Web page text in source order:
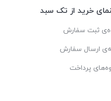
خرید از تک سبد
ثبت سفارش
ارسال سفارش
پرداخت